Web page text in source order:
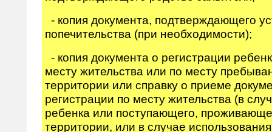
- копия документа, подтверждающего
попечительства (при необходимости);
- копия документа о регистрации
месту жительства или по месту
территории или справку о приеме
регистрации по месту жительства (в
ребенка или поступающего,
территории, или в случае